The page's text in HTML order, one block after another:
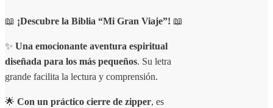
📖 ¡Descubre la Biblia “Mi Gran Viaje”! 📖
✨ Una emocionante aventura espiritual
diseñada para los más pequeños. Su letra
grande facilita la lectura y comprensión.
🌟 Con un práctico cierre de zipper, es